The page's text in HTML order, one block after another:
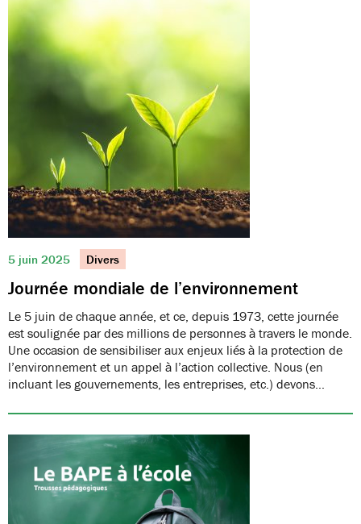
5 juin 2025 Divers
Journée mondiale de l’environnement
Le 5 juin de chaque année, et ce, depuis 1973, cette journée
est soulignée par des millions de personnes à travers le monde.
Une occasion de sensibiliser aux enjeux liés à la protection de
l’environnement et un appel à l’action collective. Nous (en
incluant les gouvernements, les entreprises, etc.) devons…